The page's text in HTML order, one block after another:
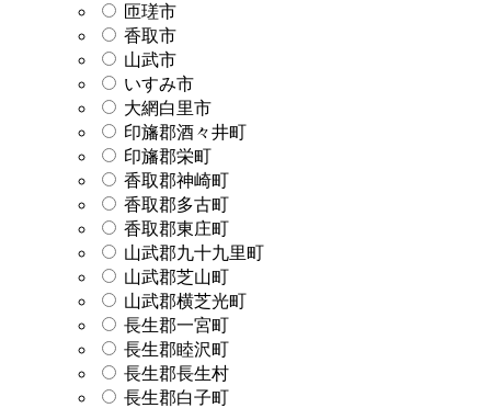
匝瑳市
香取市
山武市
いすみ市
大網白里市
印旛郡酒々井町
印旛郡栄町
香取郡神崎町
香取郡多古町
香取郡東庄町
山武郡九十九里町
山武郡芝山町
山武郡横芝光町
長生郡一宮町
長生郡睦沢町
長生郡長生村
長生郡白子町